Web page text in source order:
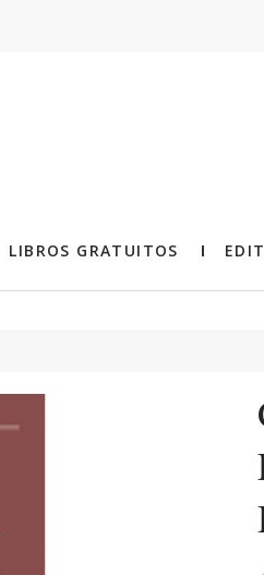
LIBROS GRATUITOS